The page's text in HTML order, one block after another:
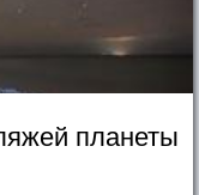
планеты